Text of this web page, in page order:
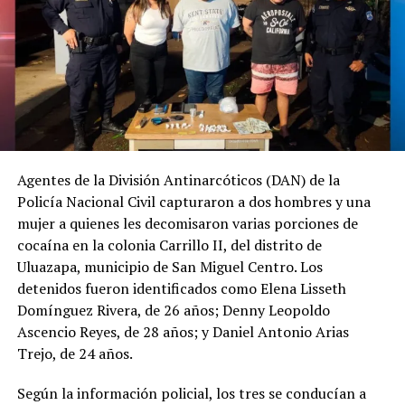
Agentes de la División Antinarcóticos (DAN) de la
Policía Nacional Civil capturaron a dos hombres y una
mujer a quienes les decomisaron varias porciones de
cocaína en la colonia Carrillo II, del distrito de
Uluazapa, municipio de San Miguel Centro. Los
detenidos fueron identificados como Elena Lisseth
Domínguez Rivera, de 26 años; Denny Leopoldo
Ascencio Reyes, de 28 años; y Daniel Antonio Arias
Trejo, de 24 años.
Según la información policial, los tres se conducían a